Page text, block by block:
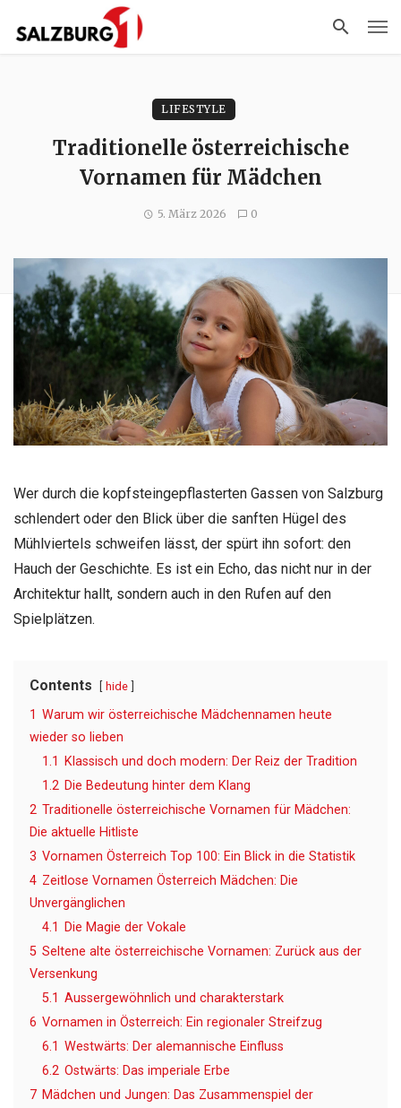
LIFESTYLE
Traditionelle österreichische
Vornamen für Mädchen
5. März 2026 0
Wer durch die kopfsteingepflasterten Gassen von Salzburg
schlendert oder den Blick über die sanften Hügel des
Mühlviertels schweifen lässt, der spürt ihn sofort: den
Hauch der Geschichte. Es ist ein Echo, das nicht nur in der
Architektur hallt, sondern auch in den Rufen auf den
Spielplätzen.
Contents hide
1 Warum wir österreichische Mädchennamen heute
wieder so lieben
1.1
Klassisch und doch modern: Der Reiz der Tradition
1.2 Die Bedeutung hinter dem Klang
2 Traditionelle österreichische Vornamen für Mädchen:
Die aktuelle Hitliste
3 Vornamen Österreich Top 100: Ein Blick in die Statistik
4 Zeitlose Vornamen Österreich Mädchen: Die
Unvergänglichen
4.1
Die Magie der Vokale
5 Seltene alte österreichische Vornamen: Zurück aus der
Versenkung
5.1 Aussergewöhnlich und charakterstark
6 Vornamen in Österreich: Ein regionaler Streifzug
6.1 Westwärts: Der alemannische Einfluss
6.2 Ostwärts: Das imperiale Erbe
7 Mädchen und Jungen: Das Zusammenspiel der